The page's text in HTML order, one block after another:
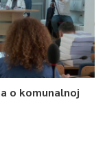
o komunalnoj